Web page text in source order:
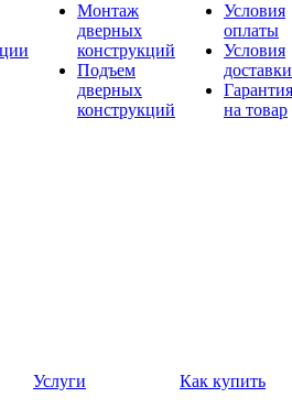
Монтаж
дверных
конструкций
Подъем
дверных
конструкций
Условия
оплаты
Условия
доставки
Гарантия
на товар
Услуги
Как купить